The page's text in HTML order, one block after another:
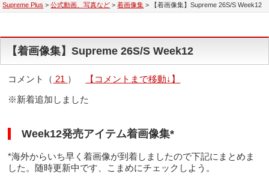
Supreme Plus >公式動画、写真など >着画像集 > 【着画像集】Supreme 26S/S Week12
【着画像集】Supreme 26S/S Week12
コメント（ 21 ）
【コメントまで移動↓】
※新着追加しました
Week12発売アイテム着画像集*
*海外からいち早く着画像が到着しましたので下記にまとめま
した。随時更新中です、こまめにチェックしよう。